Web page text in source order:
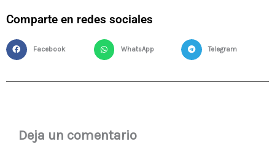
Comparte en redes sociales
Facebook WhatsApp Telegram
Deja un comentario